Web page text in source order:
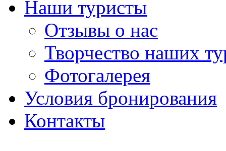
Наши туристы
Отзывы о нас
Творчество наших
Фотогалерея
Условия бронирования
Контакты